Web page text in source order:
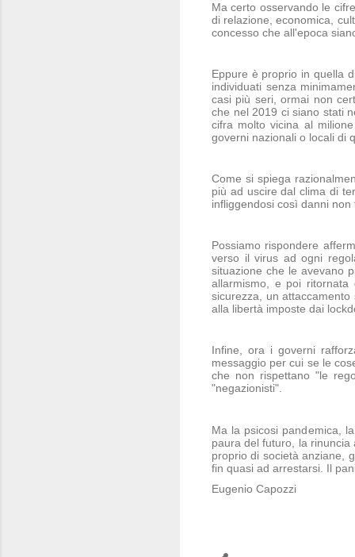
Ma certo osservando le
di relazione, economica,
concesso che all'epoca
Eppure è proprio in quella
individuati senza
casi più seri, ormai non
che nel 2019 ci siano stati
cifra molto vicina al
governi nazionali o locali di
Come si spiega
più ad uscire dal clima di
infliggendosi così danni
Possiamo rispondere
verso il virus ad ogni
situazione che le avevano
allarmismo, e poi
sicurezza, un
alla libertà imposte dai
Infine, ora i governi
messaggio per cui se le
che non rispettano "le
"negazionisti".
Ma la psicosi pandemica,
paura del futuro, la
proprio di società anziane,
fin quasi ad arrestarsi. Il
Eugenio Capozzi